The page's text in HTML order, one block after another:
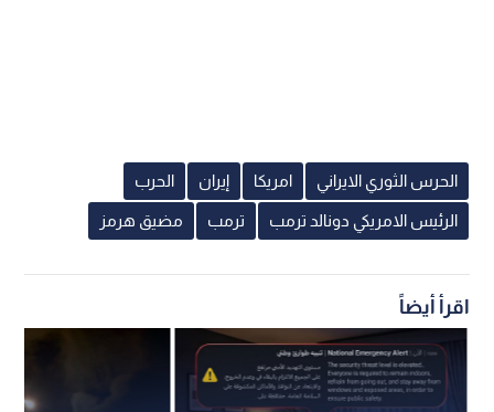
الحرس الثوري الايراني امريكا إيران الحرب
الرئيس الامريكي دونالد ترمب ترمب مضيق هرمز
اقرأ أيضاً